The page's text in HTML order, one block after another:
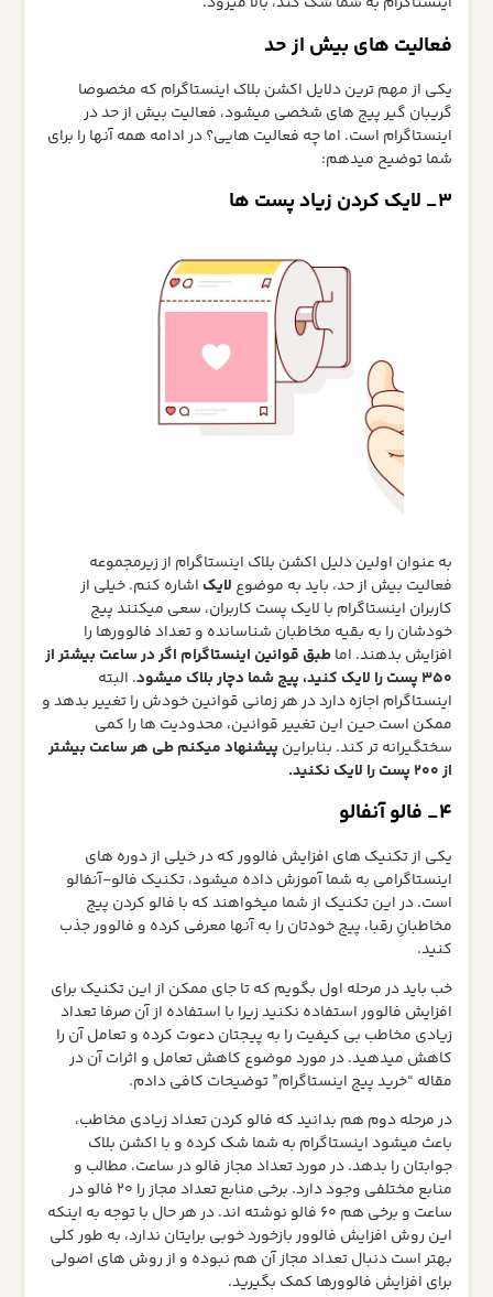
فعالیت های بیش از حد
یکی از مهم ترین دلایل اکشن بلاک اینستاگرام که مخصوصا
گریبان گیر پیج های شخصی میشود، فعالیت بیش از حد در
اینستاگرام است. اما چه فعالیت هایی؟ در ادامه همه آنها را برای
شما توضیح میدهم:
3_ لایک کردن زیاد پست ها
به عنوان اولین دلیل اکشن بلاک اینستاگرام از زیرمجموعه
فعالیت بیش از حد، باید به موضوع لایک اشاره کنم. خیلی از
کاربران اینستاگرام با لایک پست کاربران، سعی میکنند پیج
خودشان را به بقیه مخاطبان شناسانده و تعداد فالوورها را
افزایش بدهند. اماطبق قوانین اینستاگرام اگر در ساعت بیشتر از
350 پست را لایک کنید، پیج شما دچار بلاک میشود
. البته
اینستاگرام اجازه دارد در هر زمانی قوانین خودش را تغییر بدهد و
ممکن است حین این تغییر قوانین، محدودیت ها را کمی
سختگیرانه تر کند. بنابراین پیشنهاد میکنم طی هر ساعت بیشتر
از 200 پست را لایک نکنید.
4_ فالو آنفالو
یکی از تکنیک های افزایش فالوور که در خیلی از دوره های
اینستاگرامی به شما آموزش داده میشود، تکنیک فالو-آنفالو
است. در این تکنیک از شما میخواهند که با فالو کردن پیج
مخاطبانِ رقبا، پیج خودتان را به آنها معرفی کرده و فالوور جذب
کنید.
خب باید در مرحله اول بگویم که تا جای ممکن از این تکنیک برای
افزایش فالوور استفاده نکنید زیرا با استفاده از آن صرفا تعداد
زیادی مخاطب بی کیفیت را به پیجتان دعوت کرده و تعامل آن را
کاهش میدهید. در مورد موضوع کاهش تعامل و اثرات آن در
مقاله “خرید پیج اینستاگرام” توضیحات کافی دادم.
در مرحله دوم هم بدانید که فالو کردن تعداد زیادی مخاطب،
باعث میشود اینستاگرام به شما شک کرده و با اکشن بلاک
جوابتان را بدهد. در مورد تعداد مجاز فالو در ساعت، مطالب و
منابع مختلفی وجود دارد. برخی منابع تعداد مجاز را 20 فالو در
ساعت و برخی هم 60 فالو نوشته اند. در هر حال با توجه به اینکه
این روش افزایش فالوور بازخورد خوبی برایتان ندارد، به طور کلی
بهتر است دنبال تعداد مجاز آن هم نبوده و از روش های اصولی
برای افزایش فالوورها کمک بگیرید.